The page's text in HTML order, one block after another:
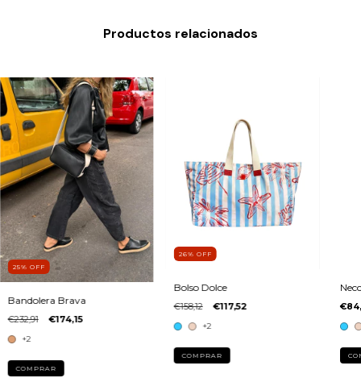
Productos relacionados
25% OFF
Bandolera Brava
€232,91 €174,15
+2
COMPRAR
26% OFF
Bolso Dolce
€158,12 €117,52
+2
COMPRAR